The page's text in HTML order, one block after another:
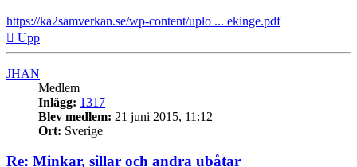
https://ka2samverkan.se/wp-content/uplo ... ekinge.pdf
Upp
JHAN
Medlem
Inlägg: 1317
Blev medlem: 21 juni 2015, 11:12
Ort: Sverige
Re: Minkar, sillar och andra ubåtar